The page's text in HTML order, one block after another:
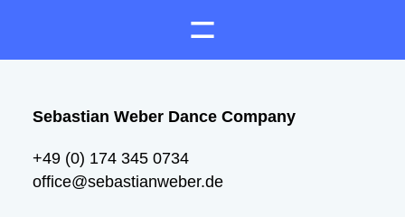
Sebastian Weber Dance Company
+49 (0) 174 345 0734
office@sebastianweber.de